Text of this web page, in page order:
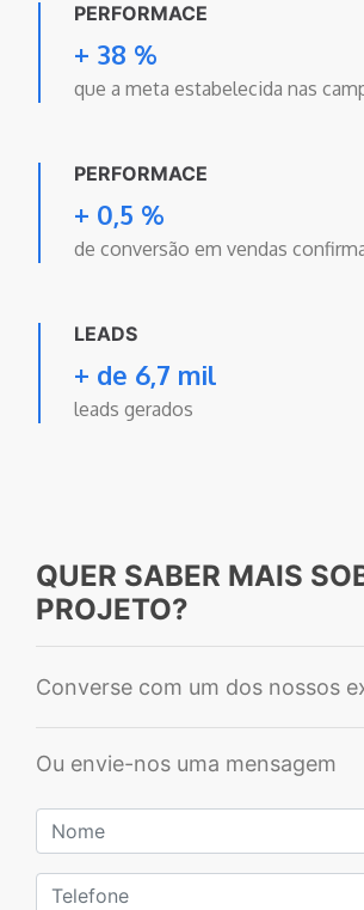
PERFORMACE
+ 38 %
que a meta estabelecida nas
PERFORMACE
+ 0,5 %
de conversão em vendas
LEADS
+ de 6,7 mil
leads gerados
QUER SABER MAIS
PROJETO?
Converse com um dos nossos
Ou envie-nos uma mensagem
Nome
Telefone